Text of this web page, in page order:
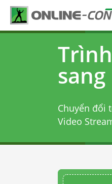
sang
Chuyển đổi
Video